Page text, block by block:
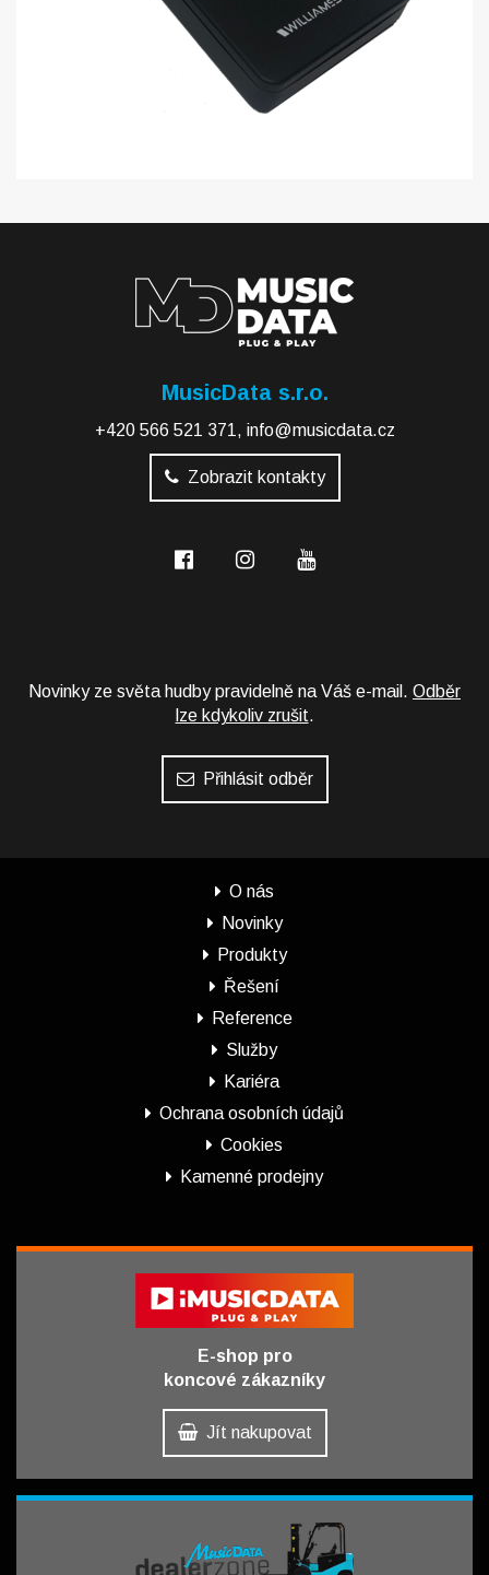
MusicData s.r.o.
+420 566 521 371, info@musicdata.cz
Zobrazit kontakty
Novinky ze světa hudby pravidelně na Váš e-mail. Odběr
lze kdykoliv zrušit.
Přihlásit odběr
O nás
Novinky
Produkty
Řešení
Reference
Služby
Kariéra
Ochrana osobních údajů
Cookies
Kamenné prodejny
E-shop pro
koncové zákazníky
Jít nakupovat